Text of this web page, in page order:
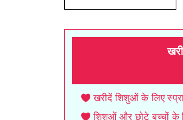
खरीदें शिशुओं के लिए
शिशुओं और छोटे बच्चों के